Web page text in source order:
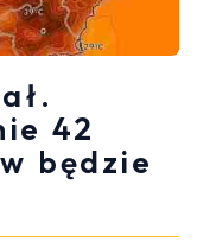
42
będzie